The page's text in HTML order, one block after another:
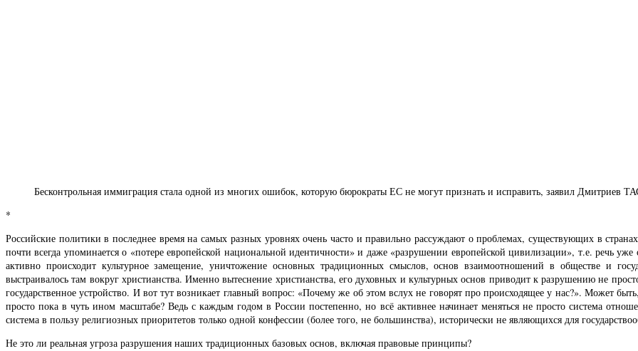
Бесконтрольная иммиграция стала одной из многих ошибок, которую бюрократы ЕС не могут признать и исправить, заявил Дмитриев
*
Российские политики в последнее время на самых разных уровнях очень часто и правильно рассуждают о проблемах, существующих в
почти всегда упоминается о «потере европейской национальной идентичности» и даже «разрушении европейской цивилизации», т.е. речь
активно происходит культурное замещение, уничтожение основных традиционных смыслов, основ взаимоотношений в обществе и
выстраивалось там вокруг христианства. Именно вытеснение христианства, его духовных и культурных основ приводит к разрушению не
государственное устройство. И вот тут возникает главный вопрос: «Почему же об этом вслух не говорят про происходящее у нас?». Может
просто пока в чуть ином масштабе? Ведь с каждым годом в России постепенно, но всё активнее начинает меняться не просто система
система в пользу религиозных приоритетов только одной конфессии (более того, не большинства), исторически не являющихся для
Не это ли реальная угроза разрушения наших традиционных базовых основ, включая правовые принципы?